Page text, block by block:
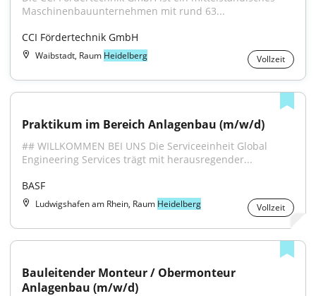
Maschinenbauunternehmen mit rund 63...
CCI Fördertechnik GmbH
Waibstadt, Raum Heidelberg Vollzeit
Praktikum im Bereich Anlagenbau (m/w/d)
## WILLKOMMEN BEI UNS Die Serviceeinheit Global
Engineering Services trägt mit herausregender...
BASF
Ludwigshafen am Rhein, Raum Heidelberg Vollzeit
Bauleitender Monteur / Obermonteur
Anlagenbau (m/w/d)